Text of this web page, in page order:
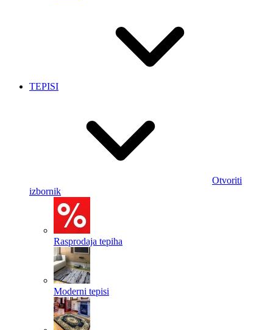
TEPISI
Otvoriti
izbornik
Rasprodaja tepiha
Moderni tepisi